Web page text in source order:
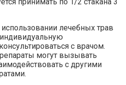
лечебных трав
с врачом.
могут вызывать
с другими